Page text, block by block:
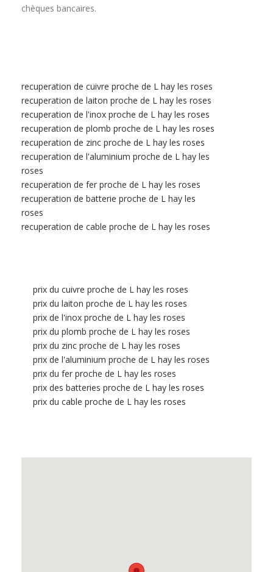
chèques bancaires.
recuperation de cuivre proche de L hay les roses
recuperation de laiton proche de L hay les roses
recuperation de l'inox proche de L hay les roses
recuperation de plomb proche de L hay les roses
recuperation de zinc proche de L hay les roses
recuperation de l'aluminium proche de L hay les
roses
recuperation de fer proche de L hay les roses
recuperation de batterie proche de L hay les
roses
recuperation de cable proche de L hay les roses
prix du cuivre proche de L hay les roses
prix du laiton proche de L hay les roses
prix de l'inox proche de L hay les roses
prix du plomb proche de L hay les roses
prix du zinc proche de L hay les roses
prix de l'aluminium proche de L hay les roses
prix du fer proche de L hay les roses
prix des batteries proche de L hay les roses
prix du cable proche de L hay les roses